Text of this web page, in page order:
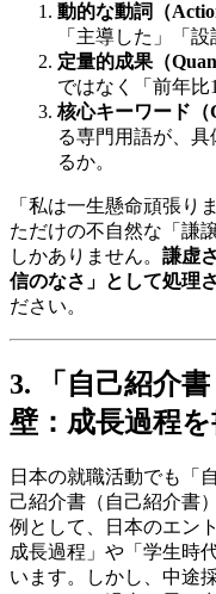
動的な動詞（
「主導した」「
定量的成果（
ではなく「前年比
核心キーワード（
る専門用語が、
るか。
「私は一生懸命頑張り
ただけの不自然な「謙
しかありません。 謙虚
信のなさ」として処理
ださい。
3. 「自己紹介
壁：成長過程
日本の就職活動でも「
己紹介書（自己紹介書
例として、日本のエン
成長過程」や「学生時
います。しかし、中途